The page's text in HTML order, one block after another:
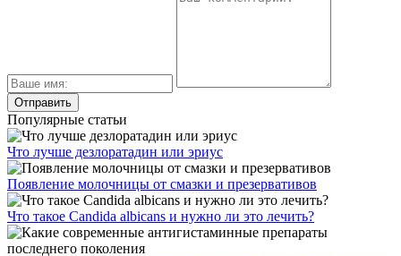
Популярные статьи
Что лучше дезлоратадин или эриус
Появление молочницы от смазки и презервативов
Что такое Candida albicans и нужно ли это лечить?